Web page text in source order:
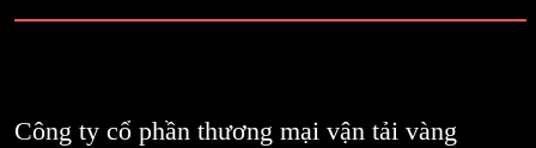
Công ty cổ phần thương mại vận tải vàng